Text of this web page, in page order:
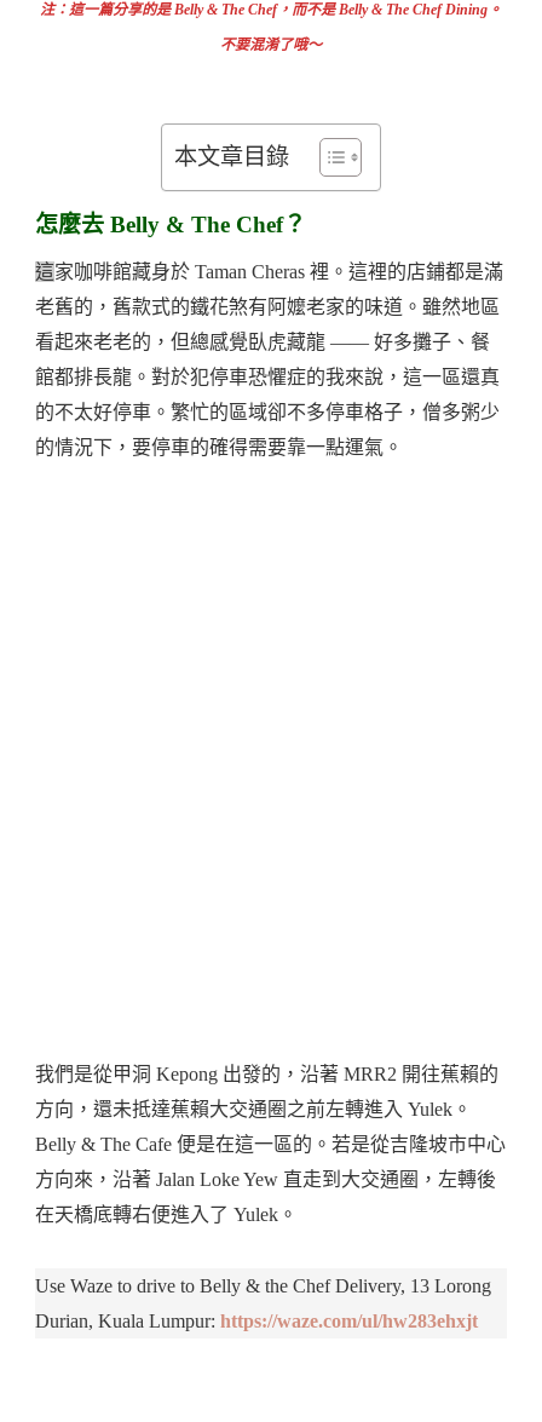
注：這一篇分享的是 Belly & The Chef，而不是 Belly & The Chef Dining。
不要混淆了哦～
本文章目錄
怎麼去 Belly & The Chef？
這家咖啡館藏身於 Taman Cheras 裡。這裡的店鋪都是滿
老舊的，舊款式的鐵花煞有阿嬤老家的味道。雖然地區
看起來老老的，但總感覺臥虎藏龍 —— 好多攤子、餐
館都排長龍。對於犯停車恐懼症的我來說，這一區還真
的不太好停車。繁忙的區域卻不多停車格子，僧多粥少
的情況下，要停車的確得需要靠一點運氣。
我們是從甲洞 Kepong 出發的，沿著 MRR2 開往蕉賴的
方向，還未抵達蕉賴大交通圈之前左轉進入 Yulek。
Belly & The Cafe 便是在這一區的。若是從吉隆坡市中心
方向來，沿著 Jalan Loke Yew 直走到大交通圈，左轉後
在天橋底轉右便進入了 Yulek。
Use Waze to drive to Belly & the Chef Delivery, 13 Lorong
Durian, Kuala Lumpur: https://waze.com/ul/hw283ehxjt